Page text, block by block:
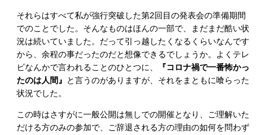
それらはすべて私が強行突破した第2回目の発表会の準備期間
でのことでした。そんなものはほんの一部で、まだまだ酷い状
況は続いていました。だって引っ越したくなるくらいなんです
から、余程の事だったのだと想像できるでしょうか。よくテレ
ビなんかで言われることのひとつに、
『コロナ禍で一番怖かっ
たのは人間』
と言うのがありますが、それをまともに喰らった
状況でした。
この時はさすがに一般公開は無しでの開催となり、ご理解いた
だける方のみの参加で、ご辞退される方の理由の如何を問わず